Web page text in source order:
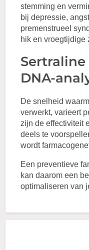
stemming en
bij depressie,
premenstrueel
hik en vroegtijdige
DNA-
De snelheid
verwerkt, varieert
zijn de effectiviteit
deels te
wordt
Een preventieve
kan daarom een
optimaliseren van